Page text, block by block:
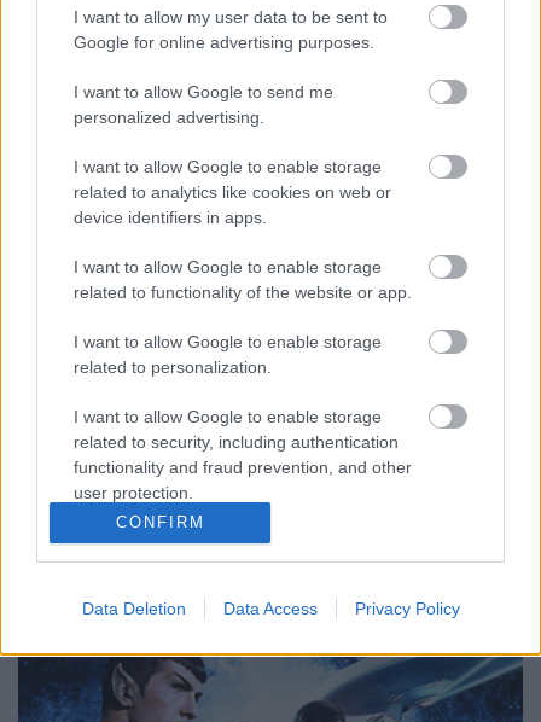
I want to allow my user data to be sent to
Google for online advertising purposes.
I want to allow Google to send me
personalized advertising.
I want to allow Google to enable storage
related to analytics like cookies on web or
device identifiers in apps.
I want to allow Google to enable storage
related to functionality of the website or app.
I want to allow Google to enable storage
related to personalization.
I want to allow Google to enable storage
related to security, including authentication
functionality and fraud prevention, and other
user protection.
CONFIRM
Data Deletion Data Access Privacy Policy
Nichelle Nichols a Star Treket
megmentő rajongói mozgalomról
2018. március 22.
1968-ban Bjo és John Trimble egy rajongókat
egyesítő levélkampányt zúdított az NBC akkori
döntéshozóira, ami sikeresen visszahozta a Star Trek
eredeti sorozatát (TOS) a képernyőkre a teljes
harmadik évad formájában. Az áprilisban
megjelenő United We Fan (kábé egyesítünk
rajongóinkat) című…